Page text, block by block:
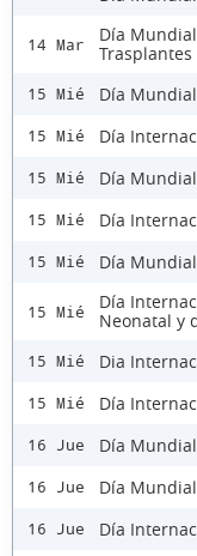
14 Mar
Día
Trasplantes
15 Mié Día
15 Mié Día
15 Mié Día
15 Mié Día
15 Mié Día
15 Mié
Día
Neonatal y
15 Mié Dia
15 Mié Día
16 Jue Día
16 Jue Día
16 Jue Día